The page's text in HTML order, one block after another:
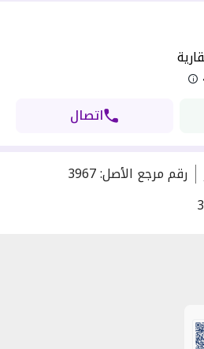
اتصال
رقم مرجع الأصل:
3967